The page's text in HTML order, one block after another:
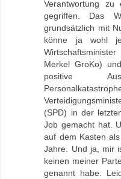
Verantwortung
gegriffen. Das
grundsätzlich mit
könne ja wohl
Merkel GroKo)
positive
(SPD) in der
Job gemacht hat.
auf dem Kasten
Jahre. Und ja, mir
keinen meiner
genannt habe.